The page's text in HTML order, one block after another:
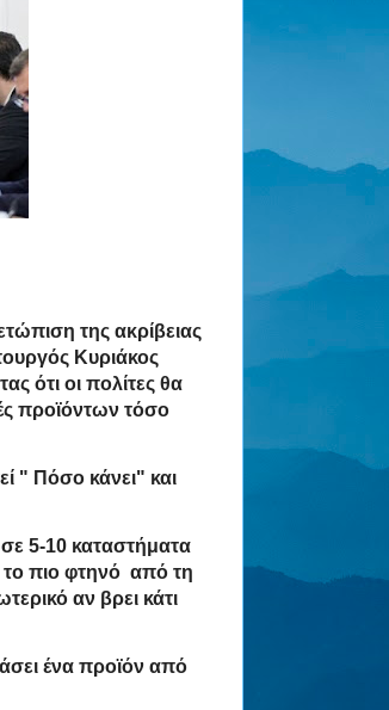
της ακρίβειας
Κυριάκος
ότι οι πολίτες θα
προϊόντων τόσο
" Πόσο κάνει" και
σε 5-10 καταστήματα
πιο φτηνό από τη
αν βρει κάτι
ένα προϊόν από